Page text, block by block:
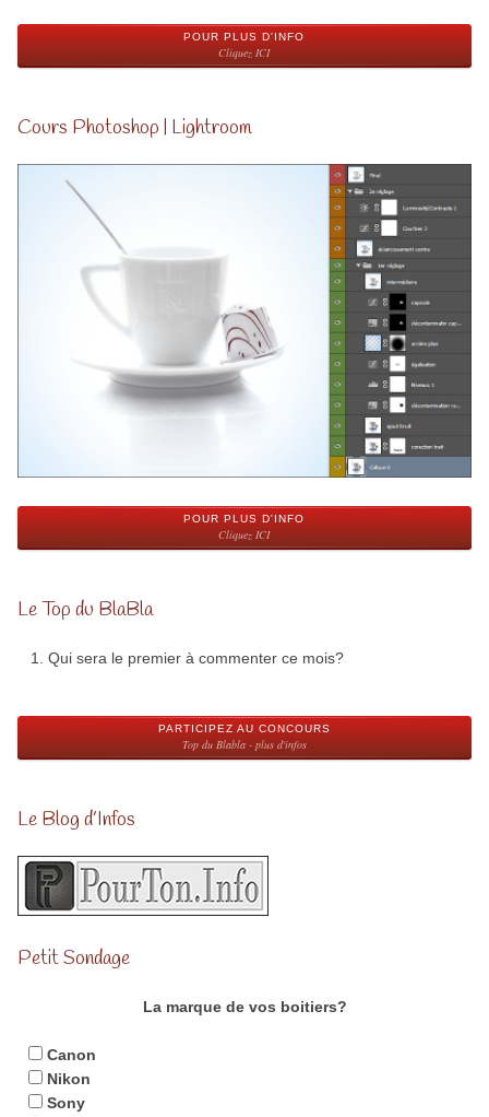
POUR PLUS D'INFO
Cliquez ICI
Cours Photoshop | Lightroom
POUR PLUS D'INFO
Cliquez ICI
Le Top du BlaBla
Qui sera le premier à commenter ce mois?
PARTICIPEZ AU CONCOURS
Top du Blabla - plus d'infos
Le Blog d’Infos
Petit Sondage
La marque de vos boitiers?
Canon
Nikon
Sony